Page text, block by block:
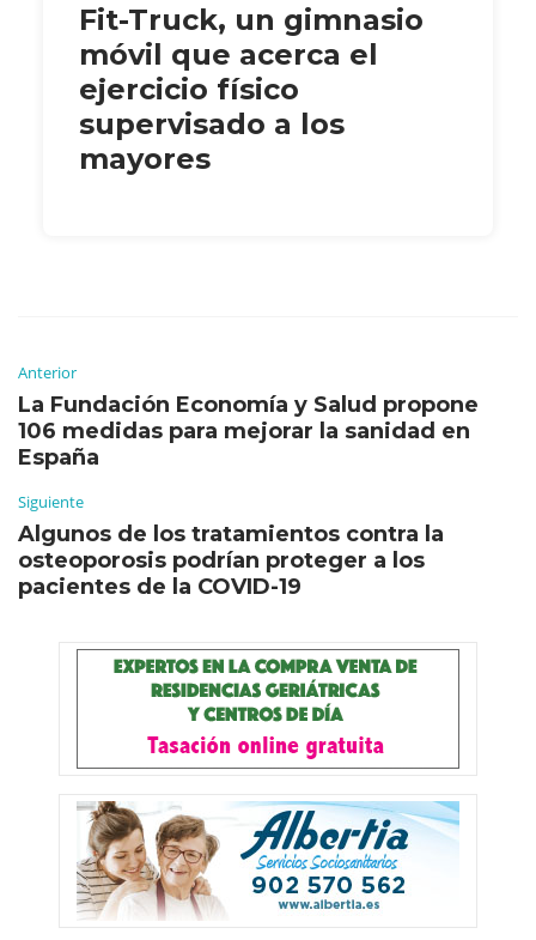
Fit-Truck, un gimnasio
móvil que acerca el
ejercicio físico
supervisado a los
mayores
Anterior
La Fundación Economía y Salud propone
106 medidas para mejorar la sanidad en
España
Siguiente
Algunos de los tratamientos contra la
osteoporosis podrían proteger a los
pacientes de la COVID-19